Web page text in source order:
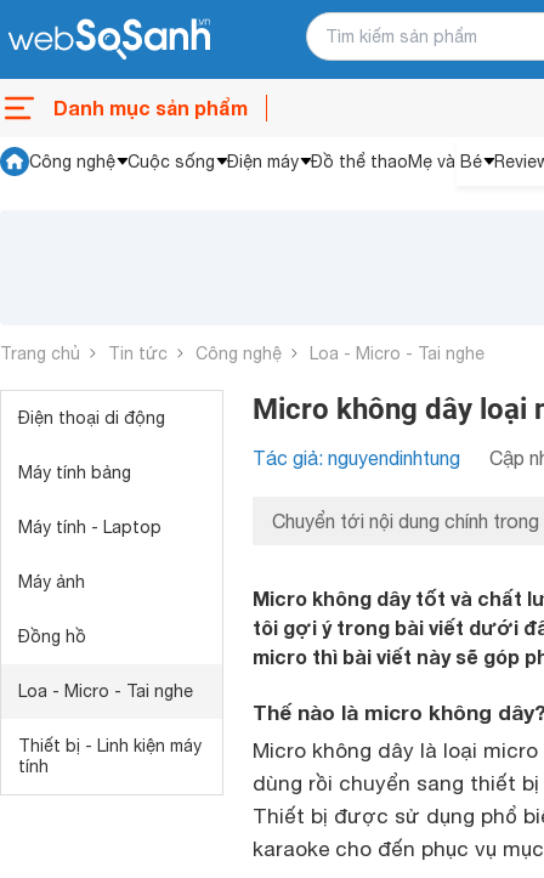
Danh mục sản phẩm
Công nghệ Cuộc sống Điện máy Đồ thể thaoMẹ và Bé
Trang chủ Tin tức Công nghệ Loa - Micro - Tai nghe
Điện thoại di động
Máy tính bảng
Máy tính - Laptop
Máy ảnh
Đồng hồ
Loa - Micro - Tai nghe
Thiết bị - Linh kiện máy
tính
Micro không dây loại
Tác giả: nguyendinhtung Cập
Chuyển tới nội dung chính trong
Micro không dây tốt và chất
tôi gợi ý trong bài viết dưới
micro thì bài viết này sẽ góp
Thế nào là micro không
Micro không dây là loại
dùng rồi chuyển sang thiết
Thiết bị được sử dụng phổ
karaoke cho đến phục vụ